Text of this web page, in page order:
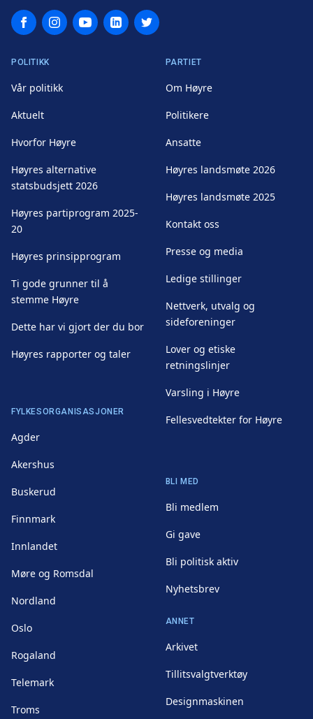
FacebookInstagramYouTubeLinkedInTwitter
POLITIKK
Vår politikk
Aktuelt
Hvorfor Høyre
Høyres alternative
statsbudsjett 2026
Høyres partiprogram 2025-
20
Høyres prinsipprogram
Ti gode grunner til å
stemme Høyre
Dette har vi gjort der du bor
Høyres rapporter og taler
PARTIET
Om Høyre
Politikere
Ansatte
Høyres landsmøte 2026
Høyres landsmøte 2025
Kontakt oss
Presse og media
Ledige stillinger
Nettverk, utvalg og
sideforeninger
Lover og etiske
retningslinjer
Varsling i Høyre
Fellesvedtekter for Høyre
FYLKESORGANISASJONER
Agder
Akershus
Buskerud
Finnmark
Innlandet
Møre og Romsdal
Nordland
Oslo
Rogaland
Telemark
Troms
BLI MED
Bli medlem
Gi gave
Bli politisk aktiv
Nyhetsbrev
ANNET
Arkivet
Tillitsvalgtverktøy
Designmaskinen